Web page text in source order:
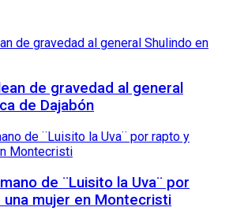
de gravedad al general
de Dajabón
de ¨Luisito la Uva¨ por
mujer en Montecristi